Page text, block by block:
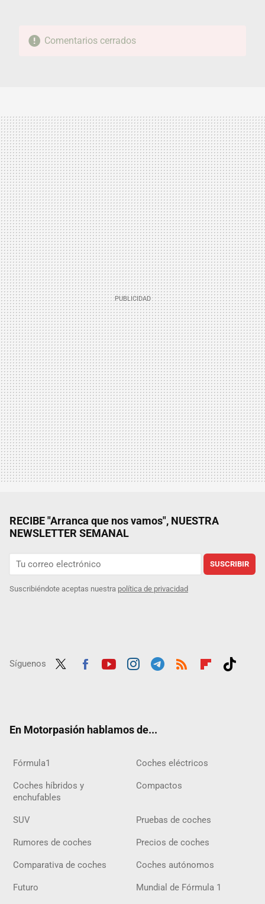
Comentarios cerrados
RECIBE "Arranca que nos vamos", NUESTRA
NEWSLETTER SEMANAL
SUSCRIBIR
Suscribiéndote aceptas nuestra política de privacidad
Síguenos
En Motorpasión hablamos de...
Fórmula1 Coches eléctricos
Coches híbridos y
enchufables
Compactos
SUV Pruebas de coches
Rumores de coches Precios de coches
Comparativa de coches Coches autónomos
Futuro Mundial de Fórmula 1